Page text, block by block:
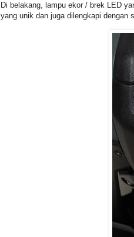
Di belakang, lampu ekor / brek LED
yang unik dan juga dilengkapi dengan